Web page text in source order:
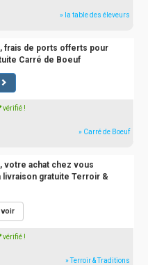
» la table des éleveurs
frais de ports offerts pour
Carré de Boeuf
vérifié !
» Carré de Boeuf
votre achat chez vous
livraison gratuite Terroir &
voir
vérifié !
» Terroir & Traditions